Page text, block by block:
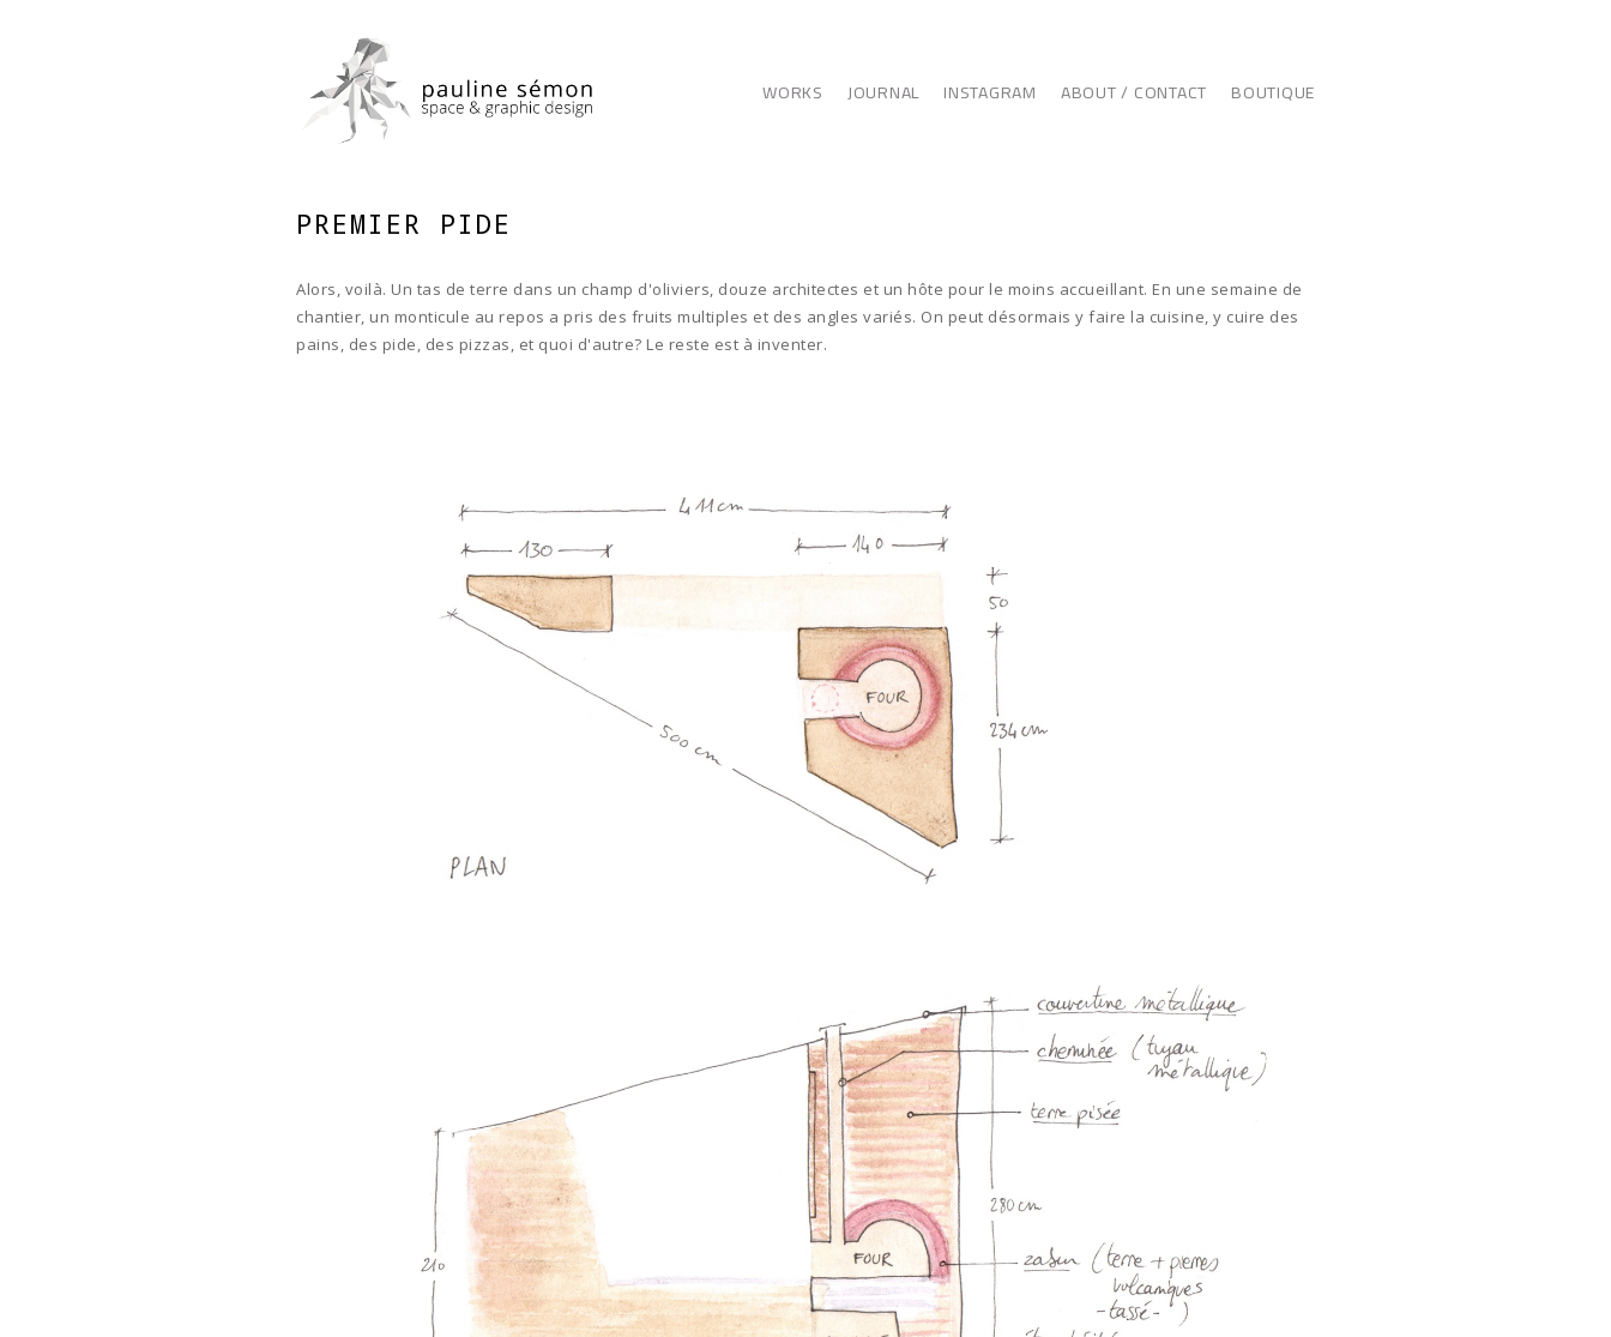
WORKS JOURNAL INSTAGRAM ABOUT / CONTACT BOUTIQUE
PREMIER PIDE
Alors, voilà. Un tas de terre dans un champ d'oliviers, douze architectes et un hôte pour le moins accueillant. En une semaine de
chantier, un monticule au repos a pris des fruits multiples et des angles variés. On peut désormais y faire la cuisine, y cuire des
pains, des pide, des pizzas, et quoi d'autre? Le reste est à inventer.